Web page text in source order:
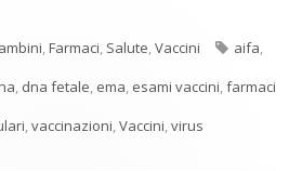
Farmaci Salute Vaccini Tag
aifa
dna fetale ema esami vaccini farmaci
vaccinazioni Vaccini virus